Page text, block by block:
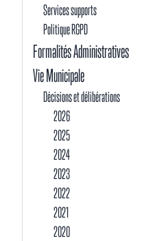
Services supports
Politique RGPD
Formalités Administratives
Vie Municipale
Décisions et délibérations
2026
2025
2024
2023
2022
2021
2020